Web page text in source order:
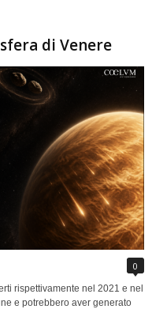
di Venere
0
rispettivamente nel 2021 e nel
e potrebbero aver generato